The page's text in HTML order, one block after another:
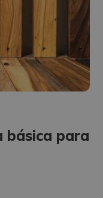
básica para